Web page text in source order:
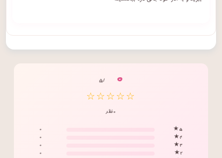
۰ / ۵
☆☆☆☆☆
۰ نظر
۵ ★
۰
۴ ★
۰
۳ ★
۰
۲ ★
۰